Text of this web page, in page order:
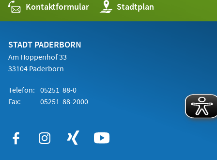
Kontaktformular Stadtplan
(Öffnet
in
einem
STADT PADERBORN
Am Hoppenhof 33
33104 Paderborn
Telefon: 05251 88-0
Fax:
05251 88-2000